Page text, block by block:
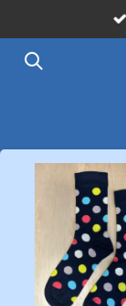
direct
naar